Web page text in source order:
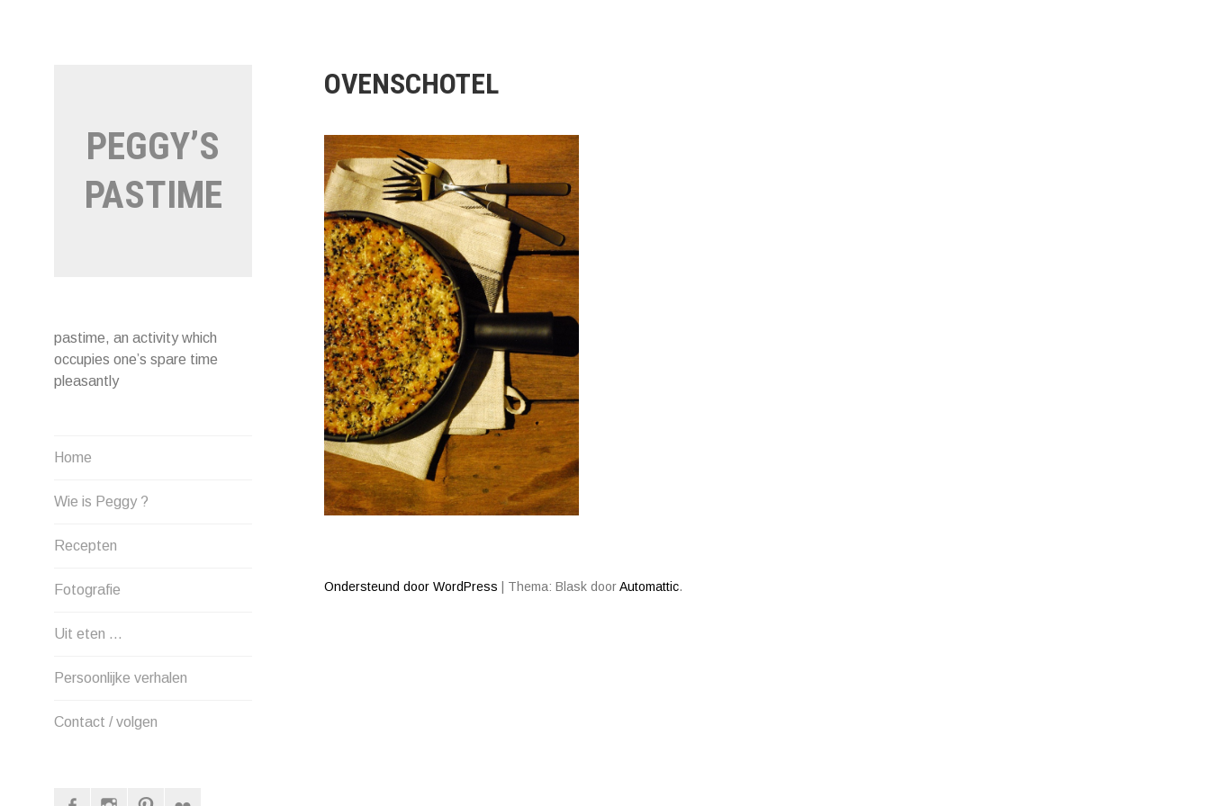
PEGGY’S
PASTIME
pastime, an activity which
occupies one’s spare time
pleasantly
Home
Wie is Peggy ?
Recepten
Fotografie
Uit eten …
Persoonlijke verhalen
Contact / volgen
FacebookInstagram
OVENSCHOTEL
Ondersteund door WordPress Thema: Blask doorAutomattic.